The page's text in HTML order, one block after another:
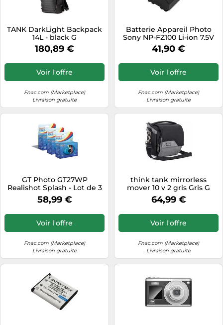
TANK DarkLight Backpack
14L - black G
180,89 €
Voir l'offre
Fnac.com (Marketplace)
Livraison gratuite
Batterie Appareil Photo
Sony NP-FZ100 Li-ion 7.5V
2000mAh 15.0Wh Avizar
Noir Noir
41,90 €
Voir l'offre
Fnac.com (Marketplace)
Livraison gratuite
GT Photo GT27WP
Realishot Splash - Lot de 3
Appareils Photo Jetables
Étanches - 27 Poses, Ideal
Exterieur G
58,99 €
Voir l'offre
Fnac.com (Marketplace)
Livraison gratuite
think tank mirrorless
mover 10 v 2 gris Gris G
64,99 €
Voir l'offre
Fnac.com (Marketplace)
Livraison gratuite